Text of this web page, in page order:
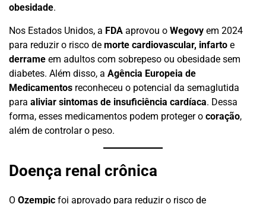
obesidade.
Nos Estados Unidos, a FDA aprovou o Wegovy em 2024
para reduzir o risco de morte cardiovascular, infarto e
derrame em adultos com sobrepeso ou obesidade sem
diabetes. Além disso, a Agência Europeia de
Medicamentos reconheceu o potencial da semaglutida
para aliviar sintomas de insuficiência cardíaca. Dessa
forma, esses medicamentos podem proteger o coração,
além de controlar o peso.
Doença renal crônica
O Ozempic foi aprovado para reduzir o risco de